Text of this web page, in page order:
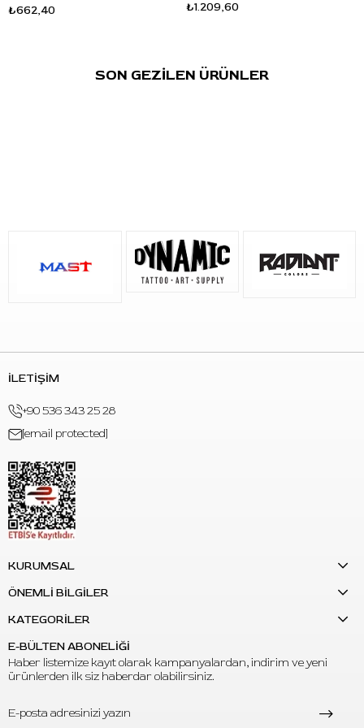
C: Lollipop Purple, mor tona sahip bir dövme boyasıdır.
C: Mor dolgu, detay, vurgu, çiçek temalı tasarımlar ve renkli
₺662,40 ₺1.209,60
SON GEZİLEN ÜRÜNLER
İLETİŞİM
+90 536 343 25 28
[email protected]
KURUMSAL
ÖNEMLİ BİLGİLER
KATEGORİLER
E-BÜLTEN ABONELİĞİ
Haber listemize kayıt olarak kampanyalardan, indirim ve yeni
ürünlerden ilk siz haberdar olabilirsiniz.